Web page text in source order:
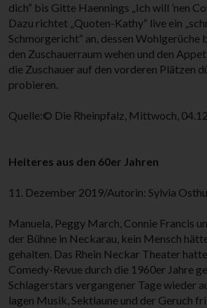
dich“ bis Gitte Haennings „Ich will ’nen
Dazu richtet „Quoten-Kathy“ live ein
Schmorgericht“ an, dessen Wohlgerüche
den Zuschauerraum wehen und den
die Zuschauer auf den vorderen Plätzen
probieren.
Quelle:© Die Rheinpfalz, Mittwoch,
Heiteres aus den 60er Jahren
11. Dezember 2019/Autorin: Sylvia
Manuela, Peggy March, Connie Francis
der Bühne in Neckarau, kein Mensch
gehalten. Das Rhein Neckar Theater
Comedy-Revue durch die 1960er Jahre
Schlagerstars vergangener Tage wieder
lagen Musik, Sektlaune und der Geruch